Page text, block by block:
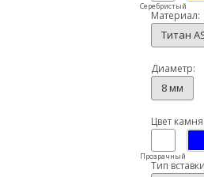
Серебристый
Материал:
Титан
Диаметр:
8 мм
Цвет камня:
Прозрачный
Тип